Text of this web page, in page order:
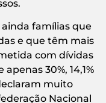
famílias que
e que têm mais
com dívidas
30%, 14,1%
muito
Nacional